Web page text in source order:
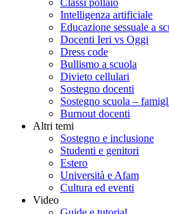
Classi pollaio
Intelligenza artificiale
Educazione sessuale a
Docenti Ieri vs Oggi
Dress code
Bullismo a scuola
Divieto cellulari
Sostegno docenti
Sostegno scuola –
Burnout docenti
Altri temi
Sostegno e inclusione
Studenti e genitori
Estero
Università e Afam
Cultura ed eventi
Video